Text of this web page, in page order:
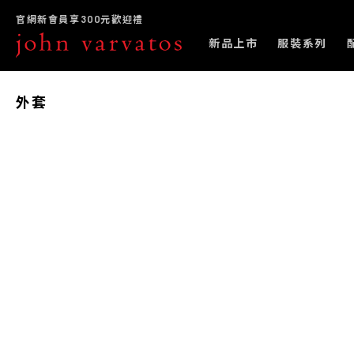
官網新會員享300元歡迎禮
新品上市 服裝系列
外套